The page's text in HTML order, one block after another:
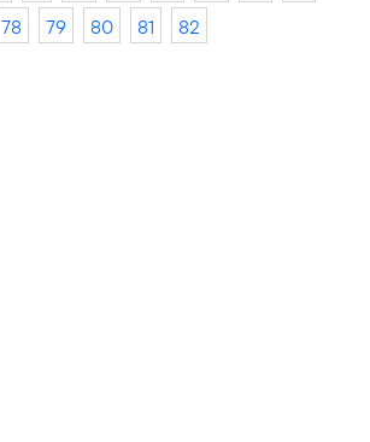
78
79 80 81 82